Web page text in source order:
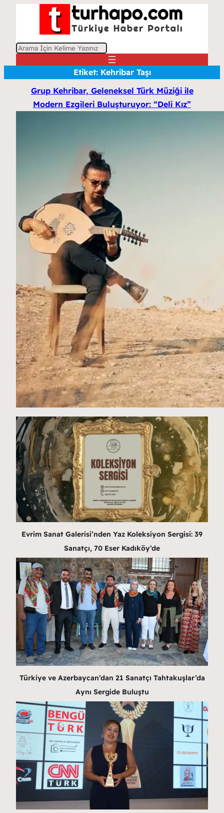
A
Etiket: Kehribar Taşı
Grup Kehribar, Geleneksel Türk Müziği ile
Modern Ezgileri Buluşturuyor: “Deli Kız”
Evrim Sanat Galerisi’nden Yaz Koleksiyon Sergisi: 39
Sanatçı, 70 Eser Kadıköy’de
Türkiye ve Azerbaycan’dan 21 Sanatçı Tahtakuşlar’da
Aynı Sergide Buluştu